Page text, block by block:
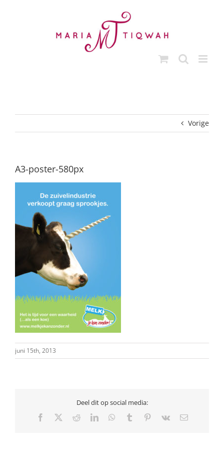
Vorige
A3-poster-580px
juni 15th, 2013
Deel dit op social media:
Facebook RedditLinkedInWhatsApp
Tumblr Pinterest
Vk
E-